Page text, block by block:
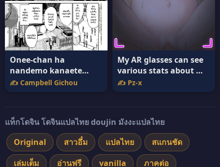
Onee-chan ha
nandemo kanaete
kureru [Campbell
Gichou] แปลไทย
✍️ Campbell Gichou
My AR glasses can see
various stats about my
foster sister 8 [Pz-x] แปล
ไทย
✍️ Pz-x
แท็กโดจิน โดจินแปลไทย doujin มังงะแปลไทย
Original
สาวอึ๋ม แปลไทย
สแกนชัด
เล่มเต็ม
อ่านฟรี vanilla ภาคต่อ